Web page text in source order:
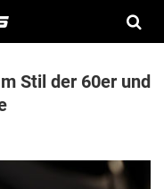
Stil der 60er und